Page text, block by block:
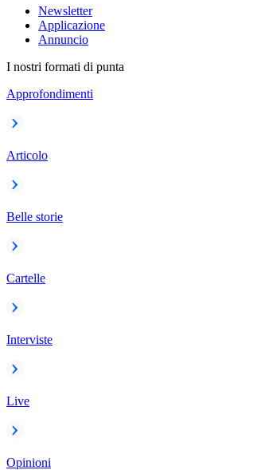
Newsletter
Applicazione
Annuncio
I nostri formati di punta
Approfondimenti
Articolo
Belle storie
Cartelle
Interviste
Live
Opinioni